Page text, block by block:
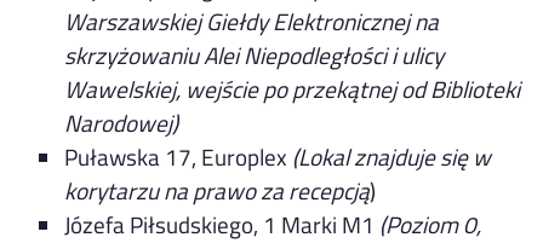
Warszawskiej Giełdy Elektronicznej na
skrzyżowaniu Alei Niepodległości i ulicy
Wawelskiej, wejście po przekątnej od Biblioteki
Narodowej)
Puławska 17, Europlex (Lokal znajduje się w
korytarzu na prawo za recepcją)
Józefa Piłsudskiego, 1 Marki M1 (Poziom 0,